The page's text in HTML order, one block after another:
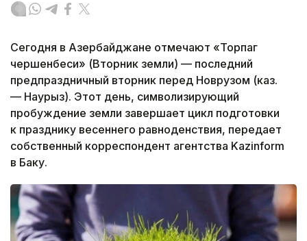
Сегодня в Азербайджане отмечают «Торпаг
чершенбеси» (Вторник земли) — последний
предпраздничный вторник перед Новрузом (каз.
— Наурыз). Этот день, символизирующий
пробуждение земли завершает цикл подготовки
к празднику весеннего равноденствия, передает
собственный корреспондент агентства Kazinform
в Баку.